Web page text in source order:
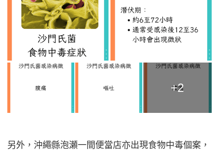
+2
另外，沖繩縣泡瀬一間便當店亦出現食物中毒個案，